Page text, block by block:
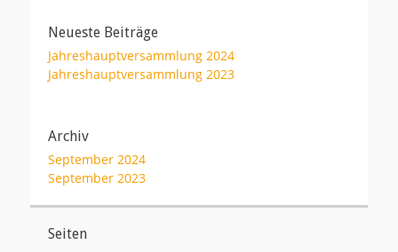
Neueste Beiträge
Jahreshauptversammlung 2024
Jahreshauptversammlung 2023
Archiv
September 2024
September 2023
Seiten